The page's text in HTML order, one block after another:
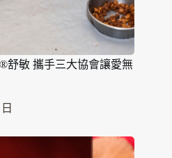
舒敏 攜手三大協會讓愛無